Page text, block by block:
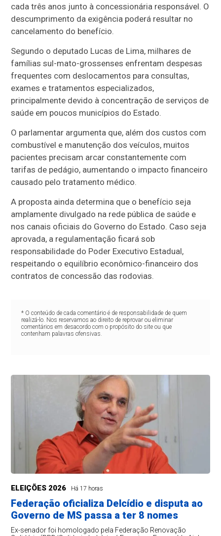
cada três anos junto à concessionária responsável. O
descumprimento da exigência poderá resultar no
cancelamento do benefício.
Segundo o deputado Lucas de Lima, milhares de
famílias sul-mato-grossenses enfrentam despesas
frequentes com deslocamentos para consultas,
exames e tratamentos especializados,
principalmente devido à concentração de serviços de
saúde em poucos municípios do Estado.
O parlamentar argumenta que, além dos custos com
combustível e manutenção dos veículos, muitos
pacientes precisam arcar constantemente com
tarifas de pedágio, aumentando o impacto financeiro
causado pelo tratamento médico.
A proposta ainda determina que o benefício seja
amplamente divulgado na rede pública de saúde e
nos canais oficiais do Governo do Estado. Caso seja
aprovada, a regulamentação ficará sob
responsabilidade do Poder Executivo Estadual,
respeitando o equilíbrio econômico-financeiro dos
contratos de concessão das rodovias.
* O conteúdo de cada comentário é de responsabilidade de quem
realizá-lo. Nos reservamos ao direito de reprovar ou eliminar
comentários em desacordo com o propósito do site ou que
contenham palavras ofensivas.
ELEIÇÕES 2026 Há 17 horas
Federação oficializa Delcídio e disputa ao
Governo de MS passa a ter 8 nomes
Ex-senador foi homologado pela Federação Renovação